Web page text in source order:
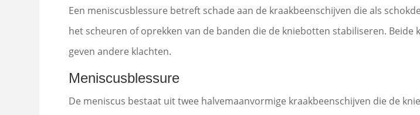
Een meniscusblessure betreft schade aan de kraakbeenschijven die als
het scheuren of oprekken van de banden die de kniebotten stabiliseren.
geven andere klachten.
Meniscusblessure
De meniscus bestaat uit twee halvemaanvormige kraakbeenschijven die de